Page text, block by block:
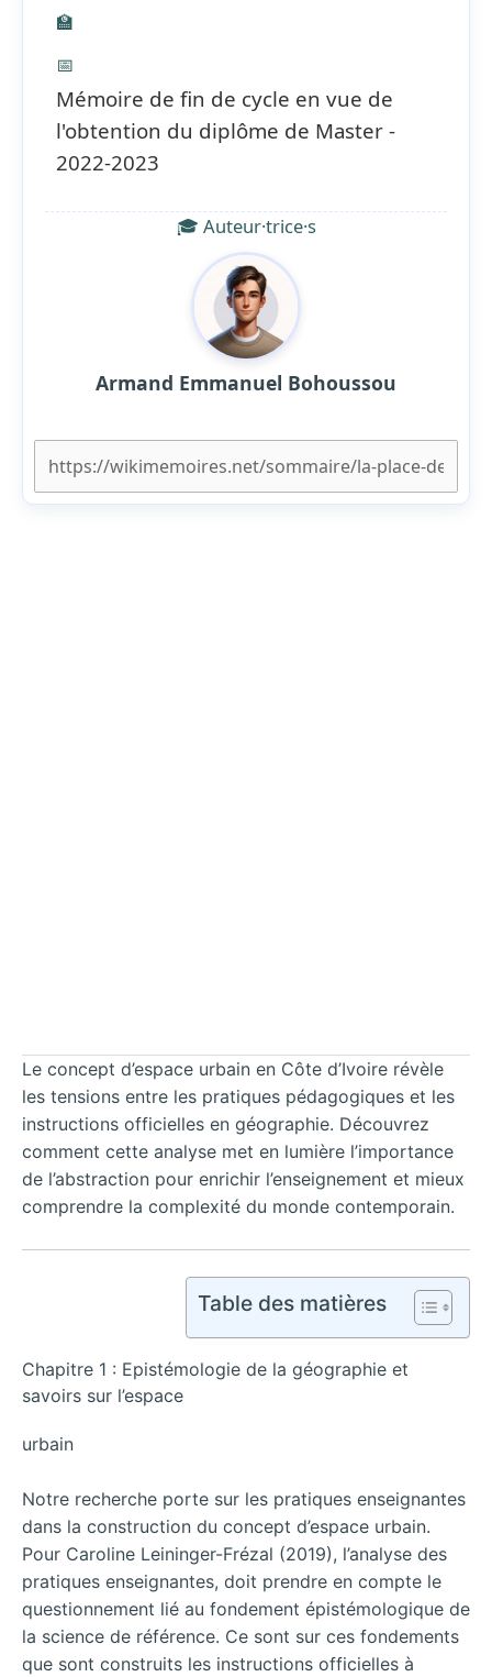
🏫
📅
Mémoire de fin de cycle en vue de
l'obtention du diplôme de Master -
2022-2023
🎓 Auteur·trice·s
Armand Emmanuel Bohoussou
Le concept d’espace urbain en Côte d’Ivoire révèle
les tensions entre les pratiques pédagogiques et les
instructions officielles en géographie. Découvrez
comment cette analyse met en lumière l’importance
de l’abstraction pour enrichir l’enseignement et mieux
comprendre la complexité du monde contemporain.
Table des matières
Chapitre 1 : Epistémologie de la géographie et
savoirs sur l’espace
urbain
Notre recherche porte sur les pratiques enseignantes
dans la construction du concept d’espace urbain.
Pour Caroline Leininger-Frézal (2019), l’analyse des
pratiques enseignantes, doit prendre en compte le
questionnement lié au fondement épistémologique de
la science de référence. Ce sont sur ces fondements
que sont construits les instructions officielles à